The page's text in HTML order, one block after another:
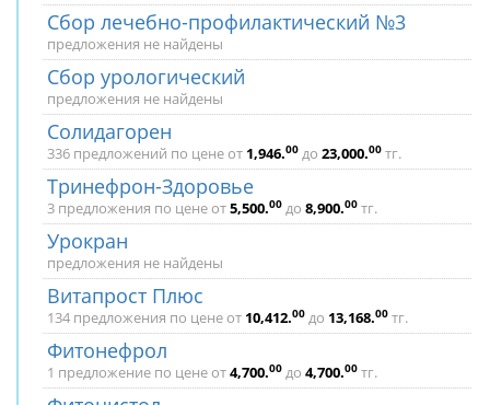
Сбор лечебно-профилактический №3
предложения не найдены
Сбор урологический
предложения не найдены
Солидагорен
336 предложений по цене от 1,946.00 до 23,000.00 тг.
Тринефрон-Здоровье
3 предложения по цене от5,500.00 до 8,900.00 тг.
Урокран
предложения не найдены
Витапрост Плюс
134 предложения по цене от 10,412.00 до 13,168.00 тг.
Фитонефрол
1 предложение по цене от4,700.00 до 4,700.00 тг.